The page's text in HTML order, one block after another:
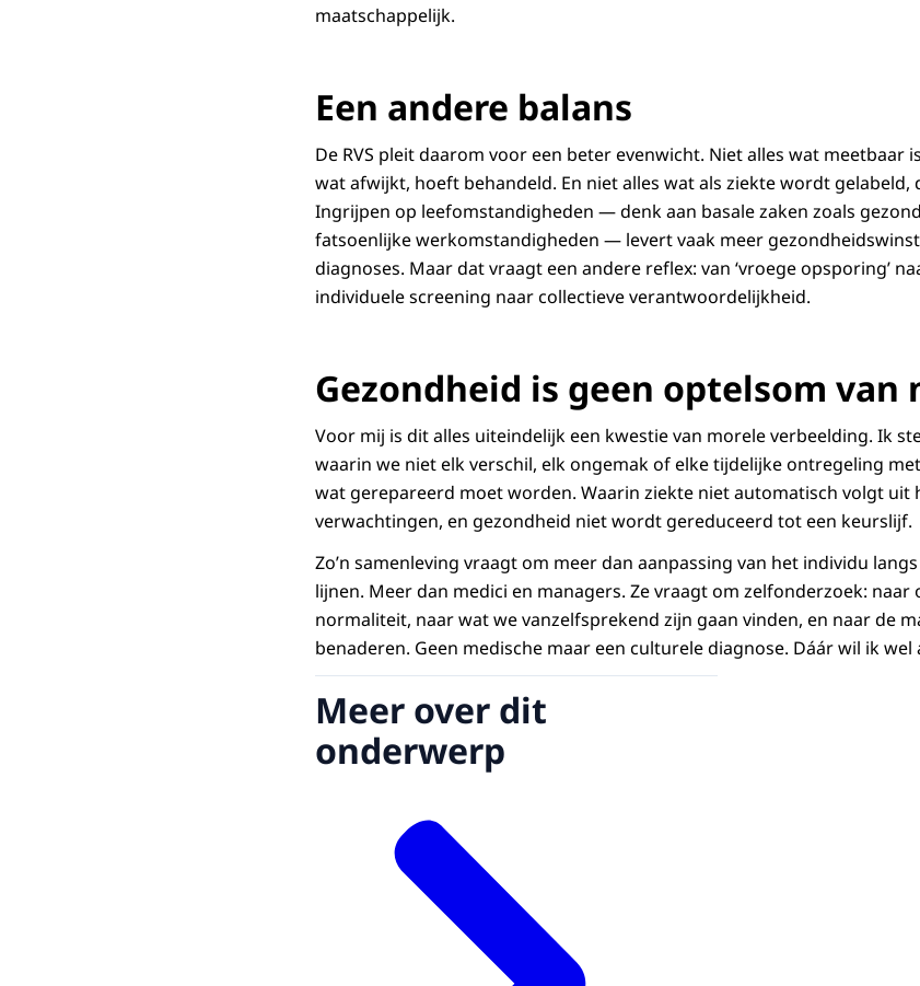
maatschappelijk.
Een andere balans
De RVS pleit daarom voor een beter evenwicht. Niet alles wat meetbaar
wat afwijkt, hoeft behandeld. En niet alles wat als ziekte wordt gelabeld,
Ingrijpen op leefomstandigheden — denk aan basale zaken zoals
fatsoenlijke werkomstandigheden — levert vaak meer
diagnoses. Maar dat vraagt een andere reflex: van ‘vroege opsporing’
individuele screening naar collectieve verantwoordelijkheid.
Gezondheid is geen optelsom van
Voor mij is dit alles uiteindelijk een kwestie van morele verbeelding. Ik
waarin we niet elk verschil, elk ongemak of elke tijdelijke ontregeling
wat gerepareerd moet worden. Waarin ziekte niet automatisch volgt uit
verwachtingen, en gezondheid niet wordt gereduceerd tot een keurslijf.
Zo’n samenleving vraagt om meer dan aanpassing van het individu
lijnen. Meer dan medici en managers. Ze vraagt om zelfonderzoek: naar
normaliteit, naar wat we vanzelfsprekend zijn gaan vinden, en naar de
benaderen. Geen medische maar een culturele diagnose. Dáár wil ik wel
Meer over dit
onderwerp